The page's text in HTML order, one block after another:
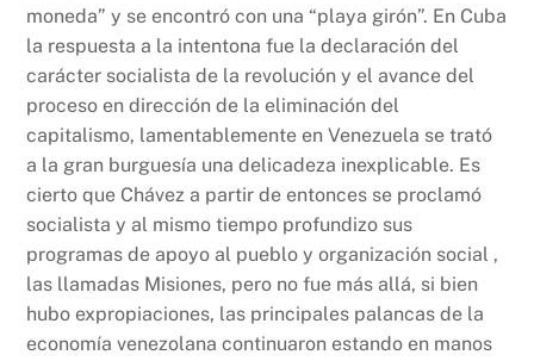
moneda” y se encontró con una “playa girón”. En Cuba
la respuesta a la intentona fue la declaración del
carácter socialista de la revolución y el avance del
proceso en dirección de la eliminación del
capitalismo, lamentablemente en Venezuela se trató
a la gran burguesía una delicadeza inexplicable. Es
cierto que Chávez a partir de entonces se proclamó
socialista y al mismo tiempo profundizo sus
programas de apoyo al pueblo y organización social ,
las llamadas Misiones, pero no fue más allá, si bien
hubo expropiaciones, las principales palancas de la
economía venezolana continuaron estando en manos